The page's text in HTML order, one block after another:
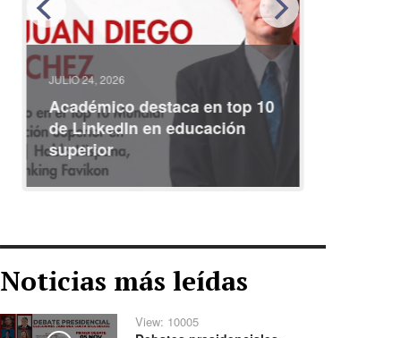
JULIO 24, 2026
Académico destaca en top 10
de LinkedIn en educación
superior
Noticias más leídas
View: 10005